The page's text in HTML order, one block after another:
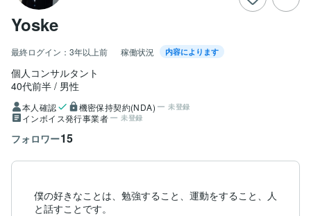
Yoske
最終ログイン： 3年以上前 稼働状況 内容によります
個人コンサルタント
40代前半
男性
本人確認 機密保持契約(NDA) 未登録
インボイス発行事業者 未登録
フォロワー15
僕の好きなことは、勉強すること、運動をすること、人
と話すことです。